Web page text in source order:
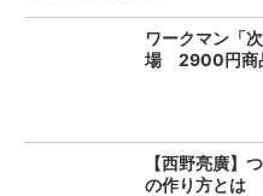
ワークマン「
場 2900円商
【西野亮廣】
の作り方とは